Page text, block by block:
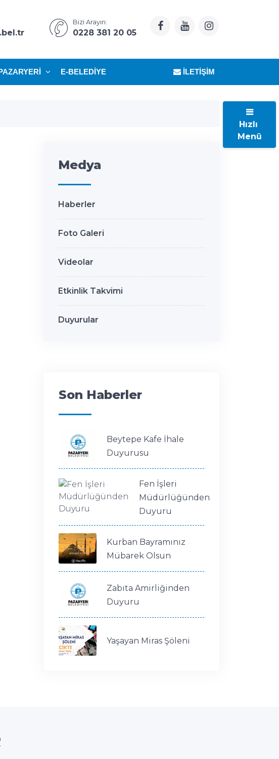
Bizi Arayın:
0228 381 20 05
E-BELEDIYE İLETIŞIM
Medya
Haberler
Foto Galeri
Videolar
Etkinlik Takvimi
Duyurular
Son Haberler
Beytepe Kafe İhale
Duyurusu
Fen İşleri
Müdürlüğünden
Duyuru
Kurban Bayramınız
Mübarek Olsun
Zabıta Amirliğinden
Duyuru
Yaşayan Miras Şöleni
Hızlı
Menü